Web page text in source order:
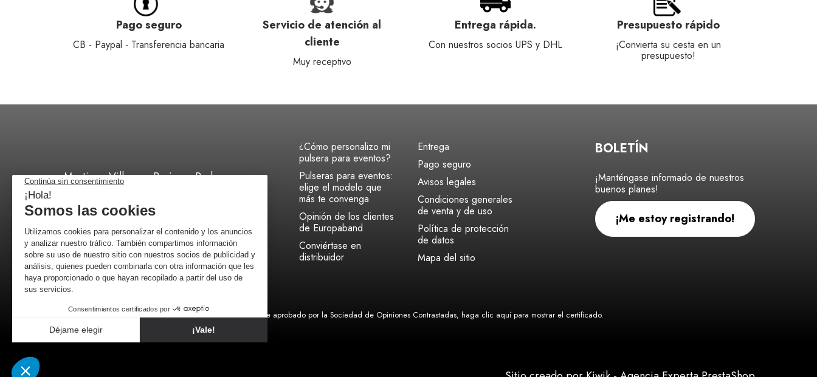
Pago seguro
CB - Paypal - Transferencia bancaria
Servicio de atención al
cliente
Muy receptivo
Entrega rápida.
Con nuestros socios UPS y DHL
Presupuesto rápido
¡Convierta su cesta en un
presupuesto!
Martinez Villergas Business Park,
C/ 28027 Madrid
+34 518 88 96 52
por correo
¿Cómo personalizo mi
pulsera para eventos?
Pulseras para eventos:
elige el modelo que
más te convenga
Opinión de los clientes
de Europaband
Conviértase en
distribuidor
Entrega
Pago seguro
Avisos legales
Condiciones generales
de venta y de uso
Política de protección
de datos
Mapa del sitio
BOLETÍN
¡Manténgase informado de nuestros
buenos planes!
¡Me estoy registrando!
Comerciante aprobado por la Sociedad de Opiniones Contrastadas, haga clic aquí para mostrar el certificado.